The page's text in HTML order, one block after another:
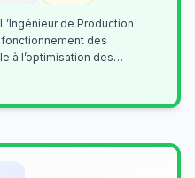
L’Ingénieur de Production
des
à l’optimisation des